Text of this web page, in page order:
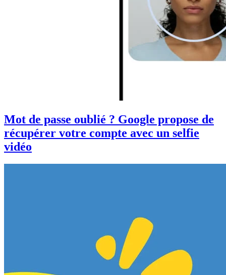
Mot de passe oublié ? Google propose de
récupérer votre compte avec un selfie
vidéo